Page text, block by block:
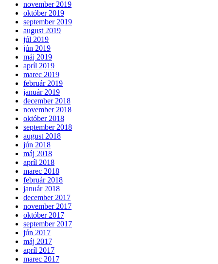
november 2019
október 2019
september 2019
august 2019
júl 2019
jún 2019
máj 2019
apríl 2019
marec 2019
február 2019
január 2019
december 2018
november 2018
október 2018
september 2018
august 2018
jún 2018
máj 2018
apríl 2018
marec 2018
február 2018
január 2018
december 2017
november 2017
október 2017
september 2017
jún 2017
máj 2017
apríl 2017
marec 2017